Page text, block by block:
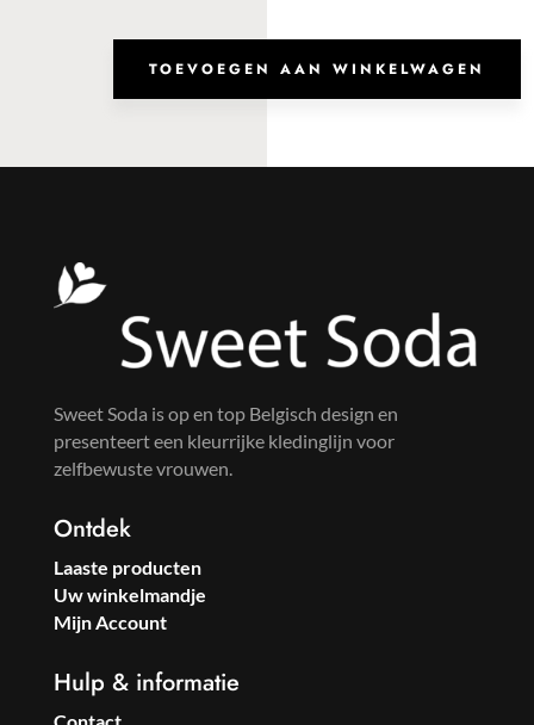
TOEVOEGEN AAN WINKELWAGEN
Sweet Soda is op en top Belgisch design en
presenteert een kleurrijke kledinglijn voor
zelfbewuste vrouwen.
Ontdek
Laaste producten
Uw winkelmandje
Mijn Account
Hulp & informatie